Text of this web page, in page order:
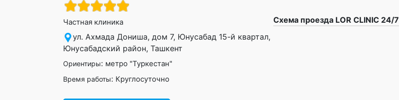
Частная клиника
ул. Ахмада Дониша, дом 7, Юнусабад 15-й квартал,
Юнусабадский район, Ташкент
Ориентиры: метро "Туркестан"
Время работы: Круглосуточно
Схема проезда LOR CLINIC 24/7